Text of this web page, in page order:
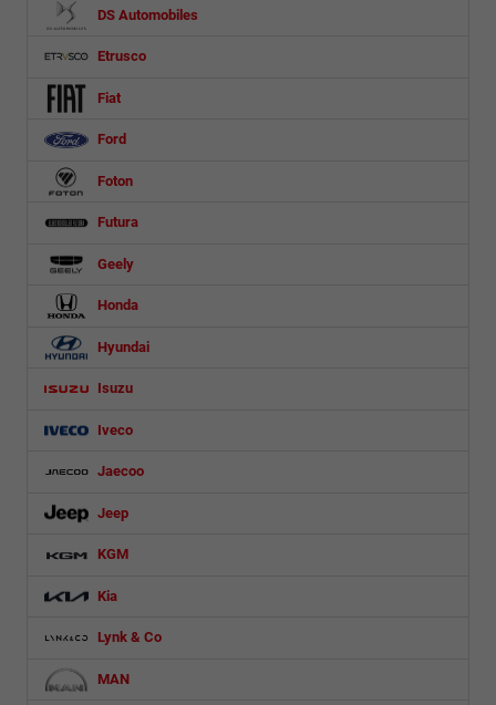
DS Automobiles
Etrusco
Fiat
Ford
Foton
Futura
Geely
Honda
Hyundai
Isuzu
Iveco
Jaecoo
Jeep
KGM
Kia
Lynk & Co
MAN